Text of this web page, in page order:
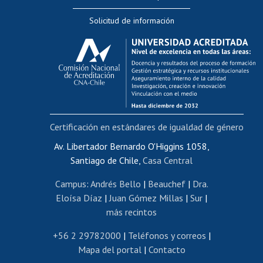
Editar Portafolio Académico
Evaluación docente
Calificación académica
Postulación al AUCAI
Funcionarias/os
Cursos internos de capacitación
Bienestar del personal
Portal de movilidad interna
Certificado de renta
Certificado de renta honorarios
Editar páginas blancas
Extranjeras/os
Revalidación y reconocimiento de títulos
Postulación al Programa de Movilidad Estudiantil
Solicitud de información
Av. Libertador Bernardo O'Higgins 1058,
Santiago de Chile, Casa Central
Campus: Andrés Bello | Beauchef| Dra.
Eloísa Díaz | Juan Gómez Millas | Sur |
más recintos
+56 2 29782000 | Teléfonos y correos |
Mapa del portal| Contacto
Certificación en estándares de igualdad de género